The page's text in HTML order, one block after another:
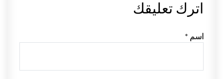
اترك تعليقك
اسم *